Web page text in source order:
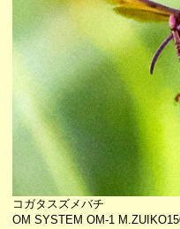
コガタスズメバチ
OM SYSTEM OM-1